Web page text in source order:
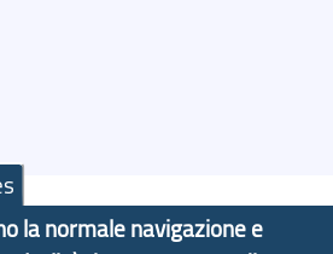
la normale navigazione e